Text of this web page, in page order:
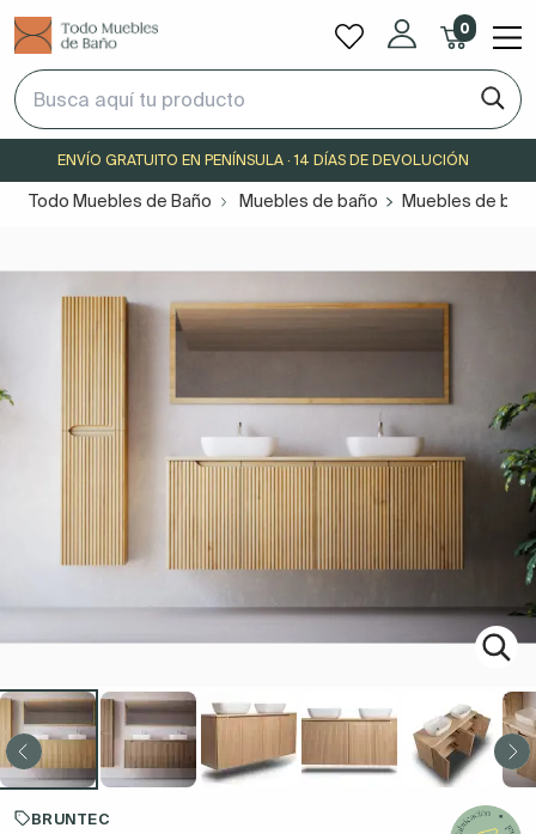
0
ENVÍO GRATUITO EN PENÍNSULA · 14 DÍAS DE DEVOLUCIÓN
Todo Muebles de Baño Muebles de baño Muebles de
BRUNTEC